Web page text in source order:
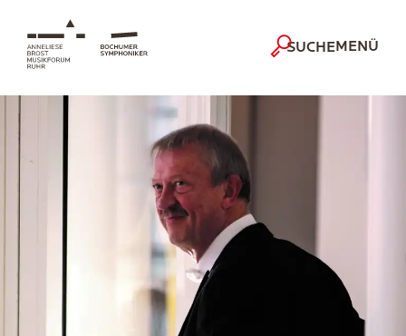
SUCHEMENÜ